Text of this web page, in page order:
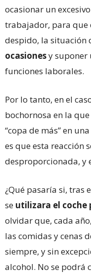
ocasionar un
trabajador, para que
despido, la situación
ocasionesy suponer
funciones laborales.
Por lo tanto, en el
bochornosa en la
“copa de más” en
es que esta reacción
desproporcionada, y
¿Qué pasaría si, tras
se utilizara el coche
olvidar que, cada
las comidas y cenas
siempre, y sin
alcohol. No se podrá